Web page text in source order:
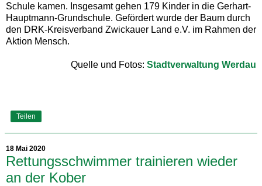
Schule kamen. Insgesamt gehen 179 Kinder in die Gerhart-
Hauptmann-Grundschule. Gefördert wurde der Baum durch
den DRK-Kreisverband Zwickauer Land e.V. im Rahmen der
Aktion Mensch.
Quelle und Fotos: Stadtverwaltung Werdau
Teilen
18 Mai 2020
Rettungsschwimmer trainieren wieder
an der Kober